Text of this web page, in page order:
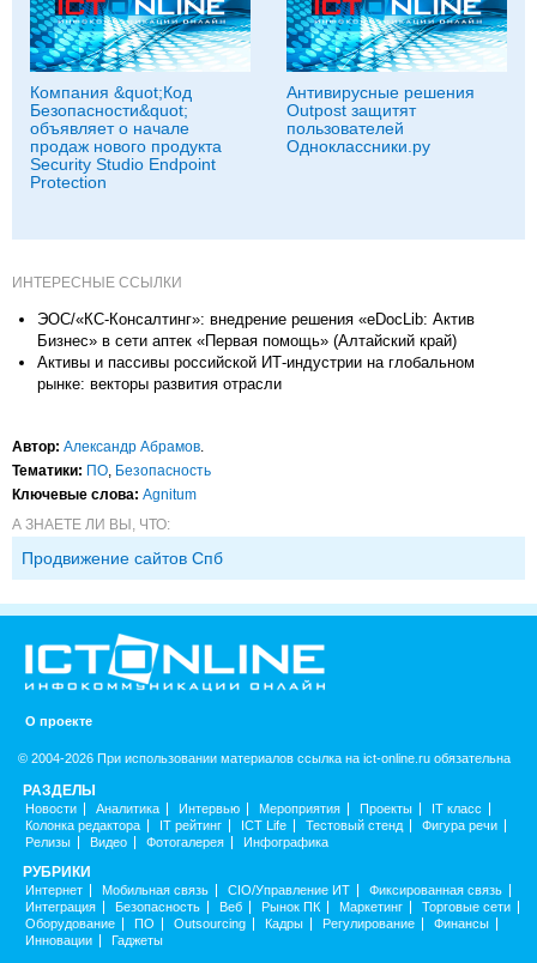
Компания &quot;Код
Безопасности&quot;
объявляет о начале
продаж нового продукта
Security Studio Endpoint
Protection
Антивирусные решения
Outpost защитят
пользователей
Одноклассники.ру
ИНТЕРЕСНЫЕ ССЫЛКИ
ЭОС/«КС-Консалтинг»: внедрение решения «eDocLib: Актив
Бизнес» в сети аптек «Первая помощь» (Алтайский край)
Активы и пассивы российской ИТ-индустрии на глобальном
рынке: векторы развития отрасли
Автор: Александр Абрамов
Тематики: ПО Безопасность
Ключевые слова: Agnitum
А ЗНАЕТЕ ЛИ ВЫ, ЧТО:
Продвижение сайтов Спб
О проекте
© 2004-2026 При использовании материалов ссылка на ict-online.ru обязательна
РАЗДЕЛЫ
Новости Аналитика Интервью Мероприятия Проекты
IT класс
Колонка редактора
IT рейтинг ICT Life Тестовый стенд
Фигура речи
Релизы
Видео Фотогалерея Инфографика
РУБРИКИ
Интернет Мобильная связь CIO/Управление ИТ
Фиксированная связь
Интеграция
Безопасность Веб Рынок ПК Маркетинг
Торговые сети
Оборудование
ПО Outsourcing Кадры Регулирование
Финансы
Инновации
Гаджеты